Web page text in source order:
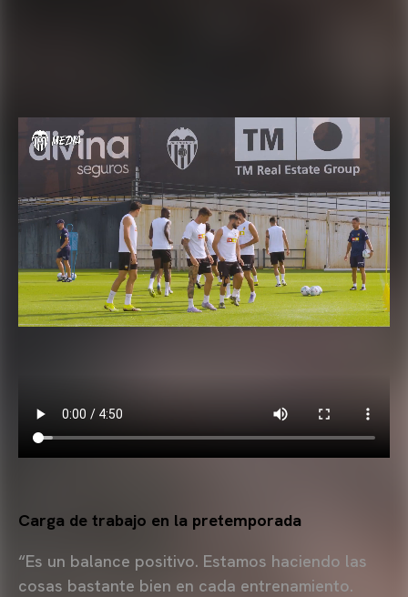
Carga de trabajo en la pretemporada
“Es un balance positivo. Estamos haciendo las
cosas bastante bien en cada entrenamiento.